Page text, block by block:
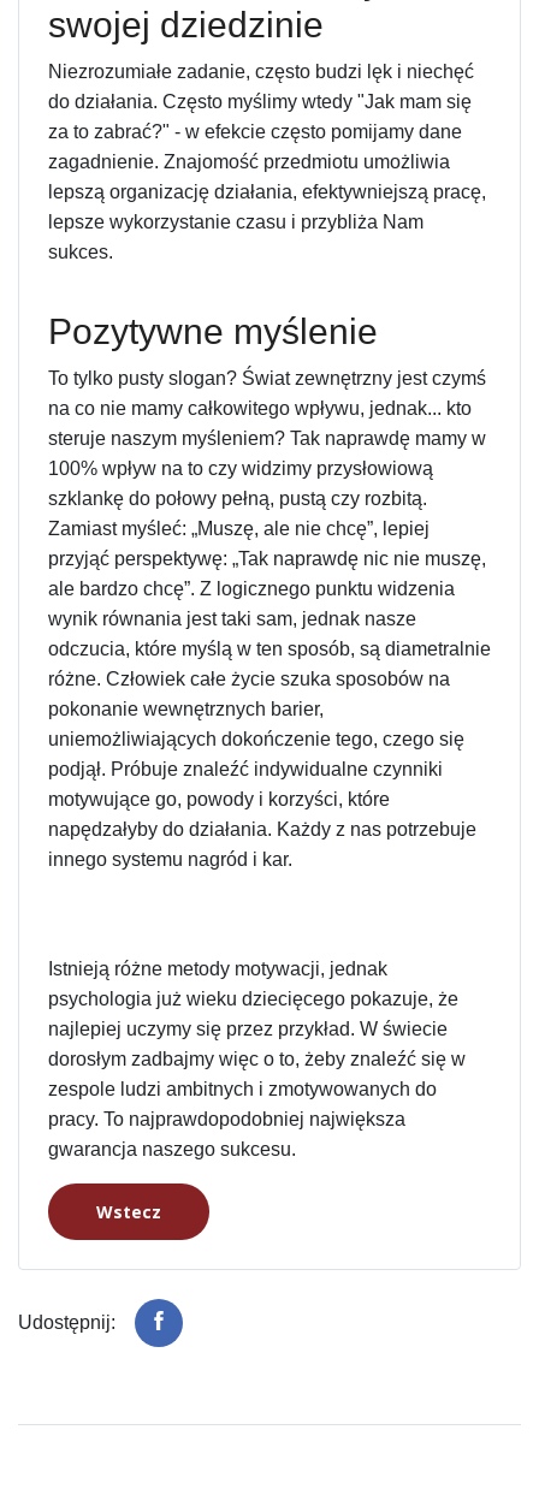
swojej dziedzinie
Niezrozumiałe zadanie, często budzi lęk i niechęć
do działania. Często myślimy wtedy "Jak mam się
za to zabrać?" - w efekcie często pomijamy dane
zagadnienie. Znajomość przedmiotu umożliwia
lepszą organizację działania, efektywniejszą pracę,
lepsze wykorzystanie czasu i przybliża Nam
sukces.
Pozytywne myślenie
To tylko pusty slogan? Świat zewnętrzny jest czymś
na co nie mamy całkowitego wpływu, jednak... kto
steruje naszym myśleniem? Tak naprawdę mamy w
100% wpływ na to czy widzimy przysłowiową
szklankę do połowy pełną, pustą czy rozbitą.
Zamiast myśleć: „Muszę, ale nie chcę”, lepiej
przyjąć perspektywę: „Tak naprawdę nic nie muszę,
ale bardzo chcę”. Z logicznego punktu widzenia
wynik równania jest taki sam, jednak nasze
odczucia, które myślą w ten sposób, są diametralnie
różne. Człowiek całe życie szuka sposobów na
pokonanie wewnętrznych barier,
uniemożliwiających dokończenie tego, czego się
podjął. Próbuje znaleźć indywidualne czynniki
motywujące go, powody i korzyści, które
napędzałyby do działania. Każdy z nas potrzebuje
innego systemu nagród i kar.
Istnieją różne metody motywacji, jednak
psychologia już wieku dziecięcego pokazuje, że
najlepiej uczymy się przez przykład. W świecie
dorosłym zadbajmy więc o to, żeby znaleźć się w
zespole ludzi ambitnych i zmotywowanych do
pracy. To najprawdopodobniej największa
gwarancja naszego sukcesu.
Wstecz
Udostępnij: